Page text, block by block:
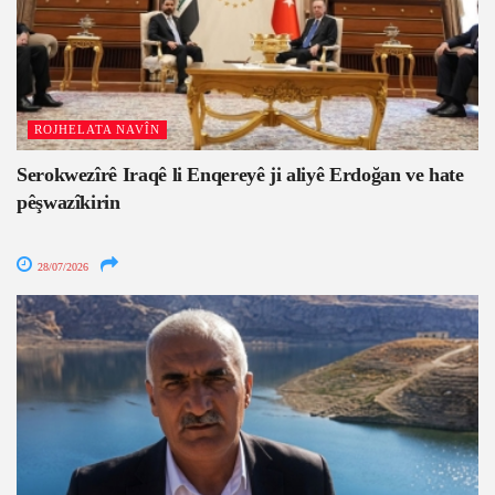
ROJHELATA NAVÎN
Serokwezîrê Iraqê li Enqereyê ji aliyê Erdoğan ve hate
pêşwazîkirin
28/07/2026